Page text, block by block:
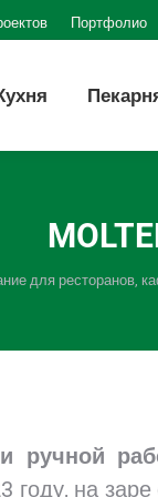
Портфолио
для ресторанов,
ручной
году, на